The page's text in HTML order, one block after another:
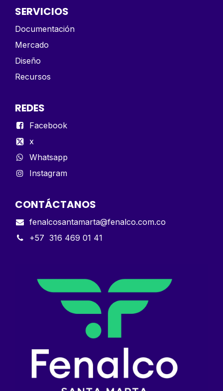
SERVICIOS
Documentación
Mercado
Diseño
Recursos
REDES
Facebook
x
Whatsapp
Instagram
CONTÁCTANOS
fenalcosantamarta@fenalco.com.co
+57 316 469 01 41